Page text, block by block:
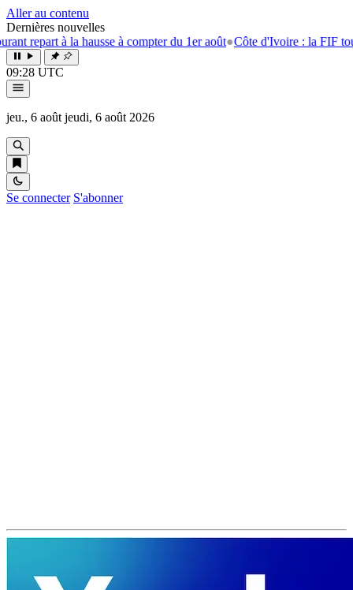
Aller au contenu
Dernières nouvelles
à compter du 1er août●Côte d'Ivoire : la FIF tourne la page
09:28 UTC
jeu., 6 août jeudi, 6 août 2026
Se connecter S'abonner